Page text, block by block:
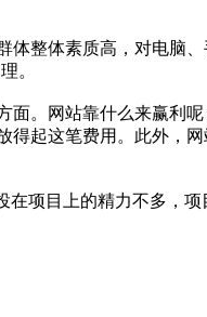
整体素质高，对电脑
。
。网站靠什么来赢利
起这笔费用。此外，
项目上的精力不多，